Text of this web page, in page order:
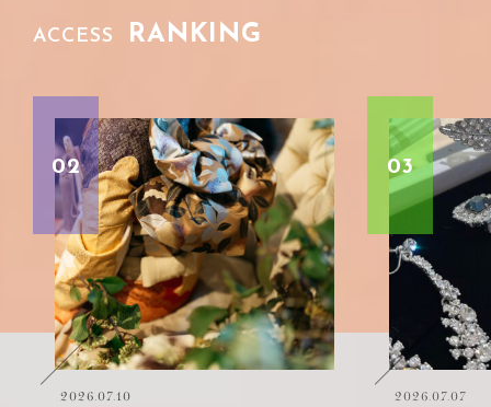
ACCESS RANKING
03